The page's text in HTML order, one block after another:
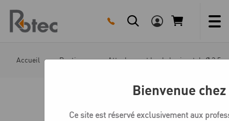
content
Accueil Boutique Attachement boule horizontal -Ø 2,5
Bienvenue
Ce site est réservé exclusivement aux